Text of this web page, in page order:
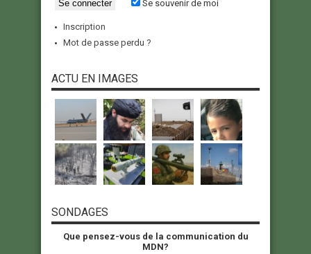
Se souvenir de moi
Inscription
Mot de passe perdu ?
ACTU EN IMAGES
SONDAGES
Que pensez-vous de la communication du
MDN?